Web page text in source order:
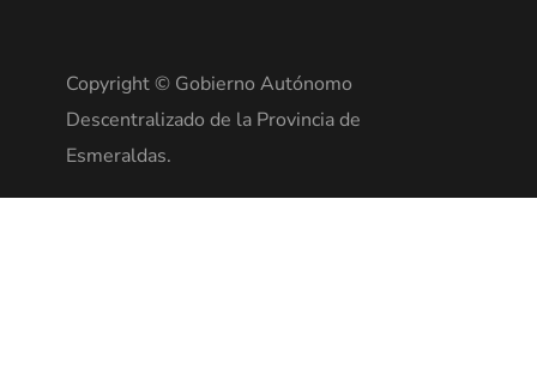
Copyright © Gobierno Autónomo
Descentralizado de la Provincia de
Esmeraldas.